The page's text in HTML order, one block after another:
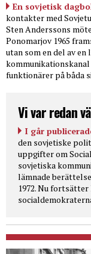
En sovjetisk
kontakter med
Sten Anderssons
Ponomarjov 1965
utan som en del av
funktionärer på båda
Vi var redan
I går
den sovjetiske
uppgifter om
sovjetiska
lämnade
1972. Nu